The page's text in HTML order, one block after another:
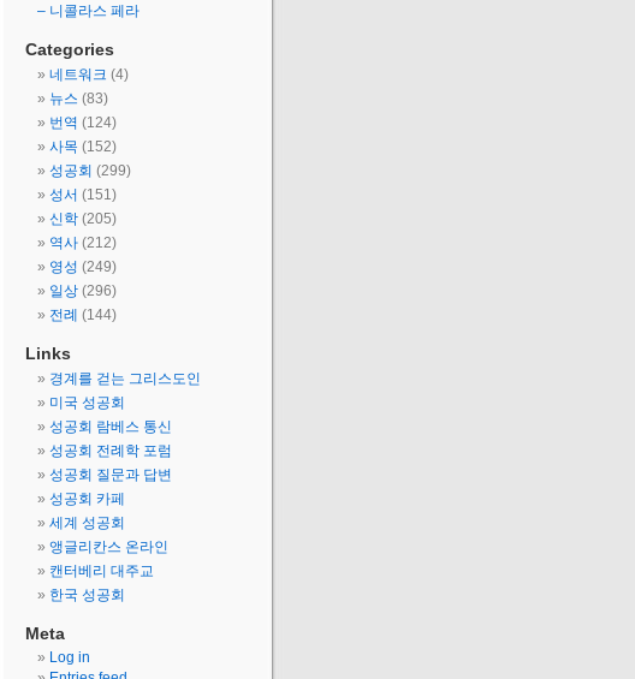
– 니콜라스 페라
Categories
네트워크 (4)
뉴스 (83)
번역 (124)
사목 (152)
성공회 (299)
성서 (151)
신학 (205)
역사 (212)
영성 (249)
일상 (296)
전례 (144)
Links
경계를 걷는 그리스도인
미국 성공회
성공회 람베스 통신
성공회 전례학 포럼
성공회 질문과 답변
성공회 카페
세계 성공회
앵글리칸스 온라인
캔터베리 대주교
한국 성공회
Meta
Log in